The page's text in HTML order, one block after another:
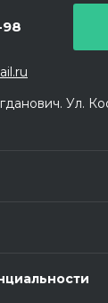
98
Ул.